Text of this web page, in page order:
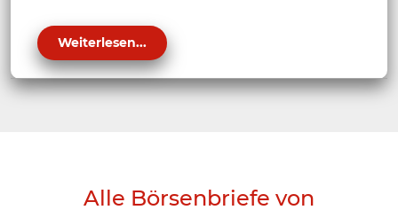
Weiterlesen...
Alle Börsenbriefe von